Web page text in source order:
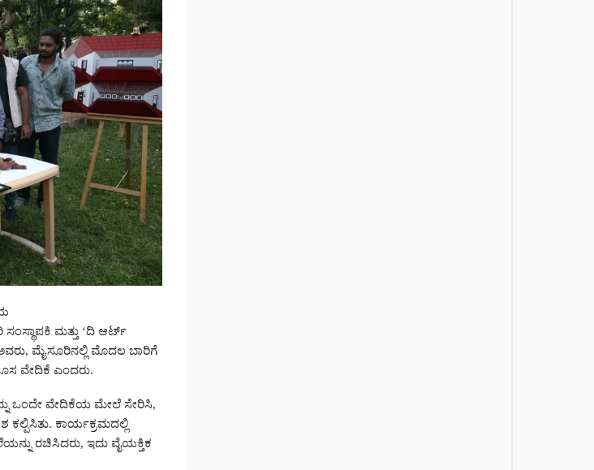
ಮತ್ತು ‘ದಿ ಆರ್ಟ್
ಮೈಸೂರಿನಲ್ಲಿ ಮೊದಲ ಬಾರಿಗೆ
ವೇದಿಕೆ ಎಂದರು.
ಒಂದೇ ವೇದಿಕೆಯ ಮೇಲೆ ಸೇರಿಸಿ,
ಕಾರ್ಯಕ್ರಮದಲ್ಲಿ
ರಚಿಸಿದರು, ಇದು ವೈಯಕ್ತಿಕ